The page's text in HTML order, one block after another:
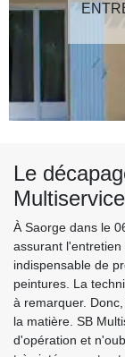
Le
À Saorge dans le
assurant
indispensable de
peintures. La
à remarquer.
la matière. SB
d'opération et